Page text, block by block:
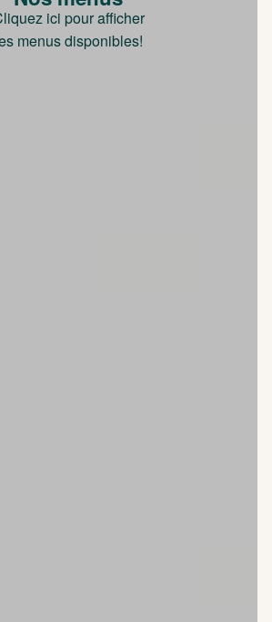
ici pour afficher
menus disponibles!